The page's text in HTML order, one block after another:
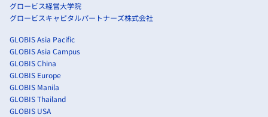
グロービス経営大学院
グロービスキャピタルパートナーズ株式会社
GLOBIS Asia Pacific
GLOBIS Asia Campus
GLOBIS China
GLOBIS Europe
GLOBIS Manila
GLOBIS Thailand
GLOBIS USA